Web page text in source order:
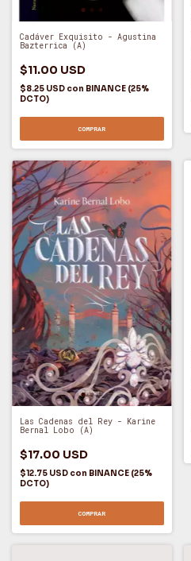
Cadáver Exquisito - Agustina
Bazterrica (A)
$11.00 USD
$8.25 USD con BINANCE (25%
DCTO)
COMPRAR
Las Cadenas del Rey - Karine
Bernal Lobo (A)
$17.00 USD
$12.75 USD con BINANCE (25%
DCTO)
COMPRAR